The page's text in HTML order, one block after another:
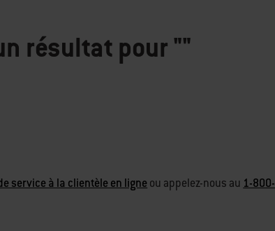
résultat pour""
service à la clientèle en ligne ou appelez-nous au 1-800-